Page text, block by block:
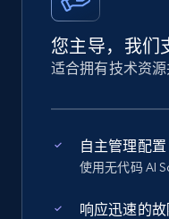
您主导，我们
适合拥有技术资
自主管理配置
使用无代码 AI
响应迅速的